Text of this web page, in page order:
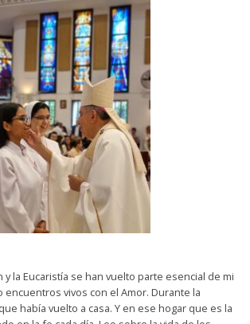
la Eucaristía se han vuelto parte esencial de mi
encuentros vivos con el Amor. Durante la
había vuelto a casa. Y en ese hogar que es la